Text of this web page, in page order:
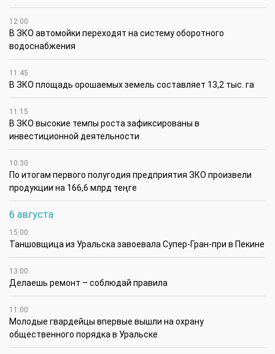
12:00
В ЗКО автомойки переходят на систему оборотного
водоснабжения
11:45
В ЗКО площадь орошаемых земель составляет 13,2 тыс. га
11:15
В ЗКО высокие темпы роста зафиксированы в
инвестиционной деятельности
10:30
По итогам первого полугодия предприятия ЗКО произвели
продукции на 166,6 млрд теңге
6 августа
15:00
Таншовщица из Уральска завоевала Супер-Гран-при в Пекине
13:00
Делаешь ремонт – соблюдай правила
11:00
Молодые гвардейцы впервые вышли на охрану
общественного порядка в Уральске